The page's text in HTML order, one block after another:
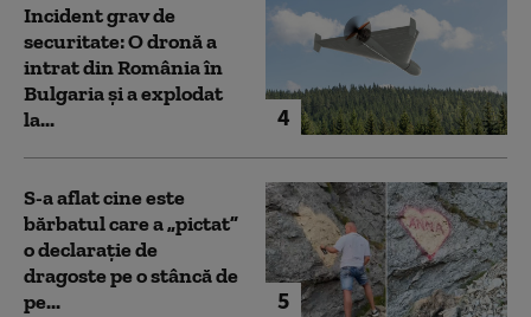
4
Incident grav de
securitate: O dronă a
intrat din România în
Bulgaria şi a explodat
la...
5
S-a aflat cine este
bărbatul care a „pictat”
o declarație de
dragoste pe o stâncă de
pe...